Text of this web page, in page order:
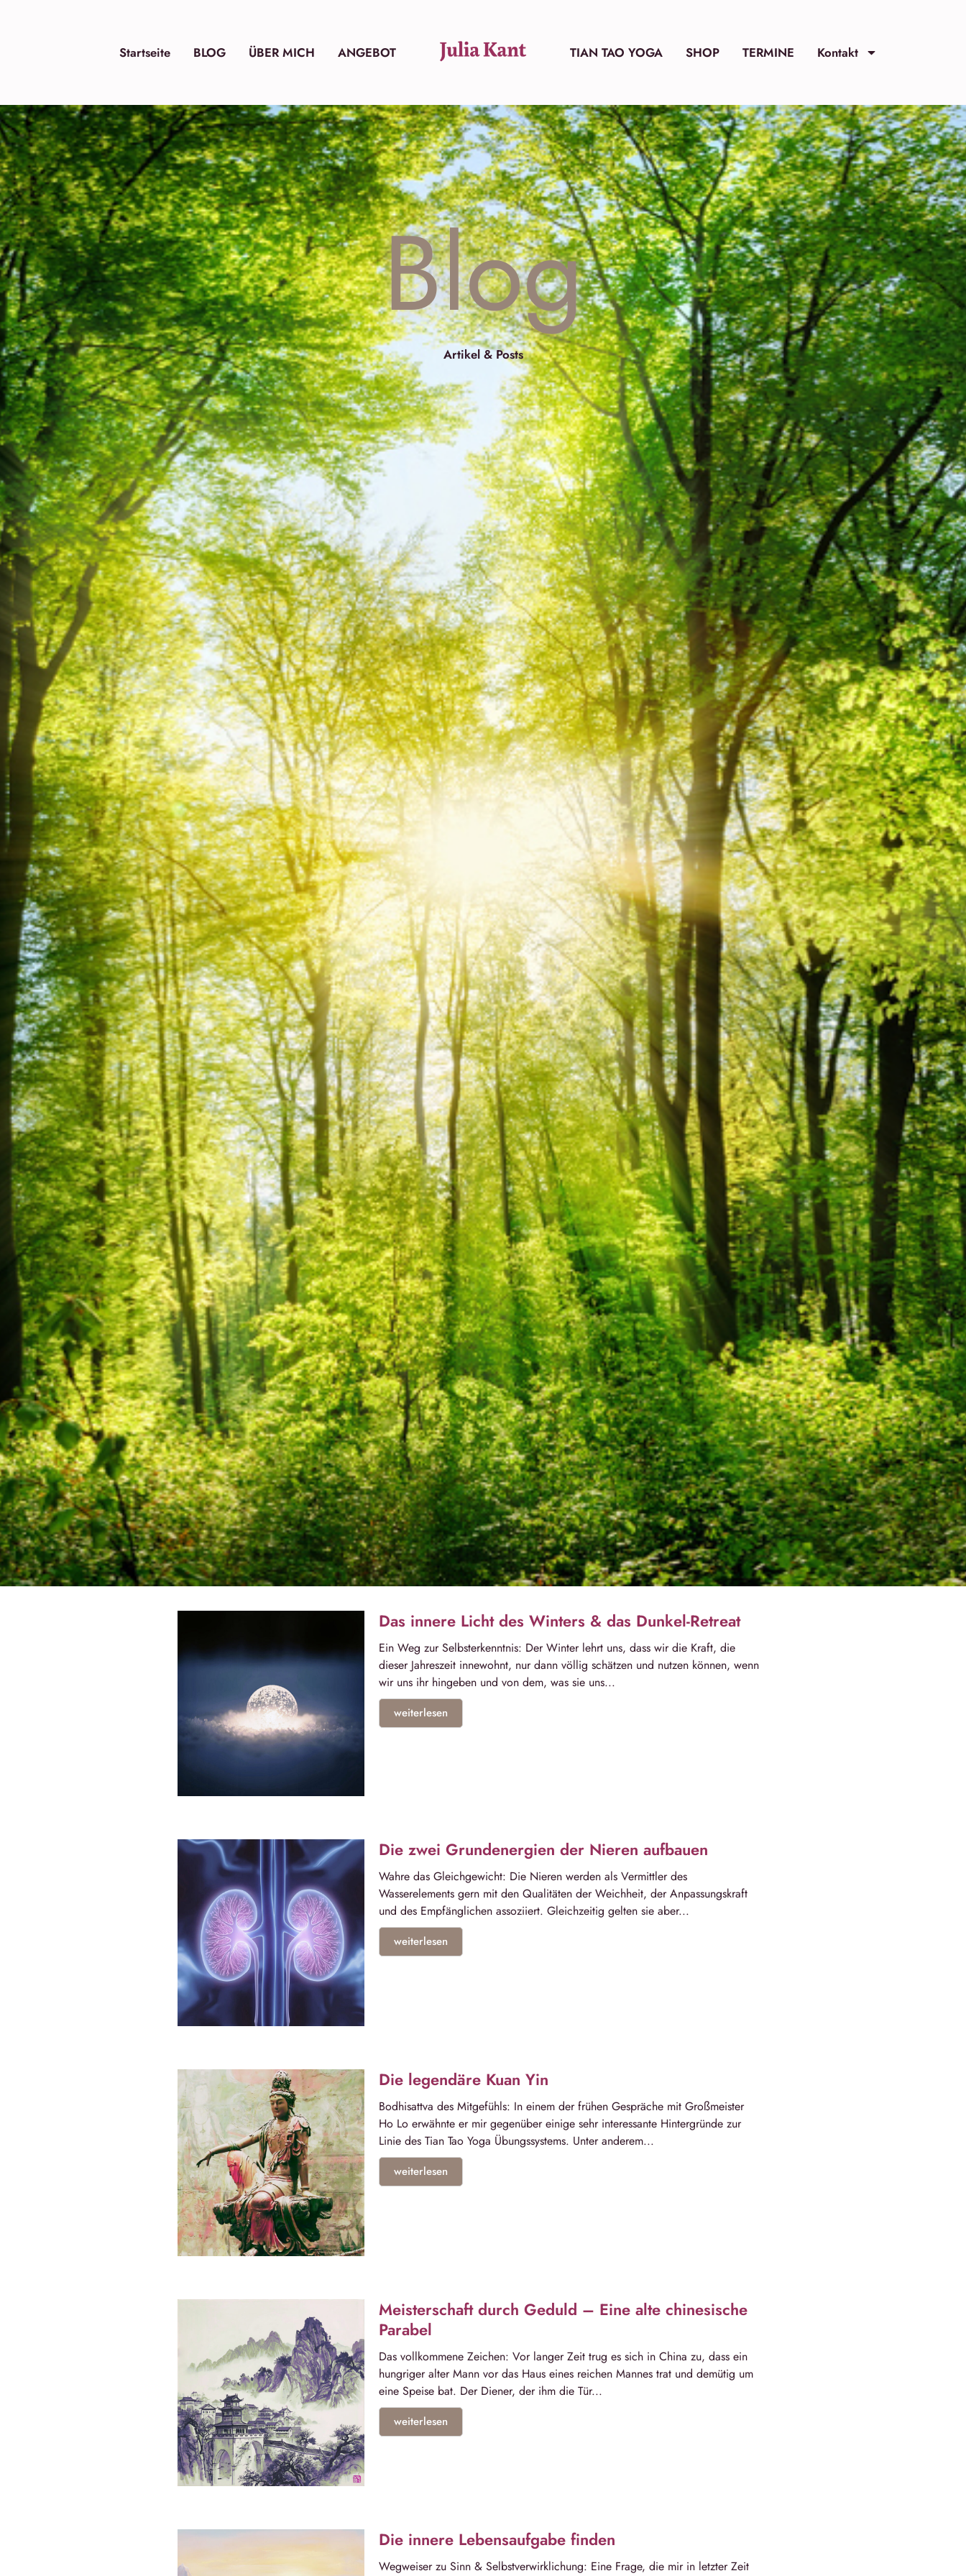
TIAN TAO YOGA SHOP TERMINE Kontakt
Startseite BLOG ÜBER MICH ANGEBOT
Blog
Artikel & Posts
Das innere Licht des Winters & das Dunkel-Retreat
Ein Weg zur Selbsterkenntnis: Der Winter lehrt uns, dass wir die Kraft, die
dieser Jahreszeit innewohnt, nur dann völlig schätzen und nutzen können, wenn
wir uns ihr hingeben und von dem, was sie uns...
weiterlesen
Die zwei Grundenergien der Nieren aufbauen
Wahre das Gleichgewicht: Die Nieren werden als Vermittler des
Wasserelements gern mit den Qualitäten der Weichheit, der Anpassungskraft
und des Empfänglichen assoziiert. Gleichzeitig gelten sie aber...
weiterlesen
Die legendäre Kuan Yin
Bodhisattva des Mitgefühls: In einem der frühen Gespräche mit Großmeister
Ho Lo erwähnte er mir gegenüber einige sehr interessante Hintergründe zur
Linie des Tian Tao Yoga Übungssystems. Unter anderem...
weiterlesen
Meisterschaft durch Geduld – Eine alte chinesische
Parabel
Das vollkommene Zeichen: Vor langer Zeit trug es sich in China zu, dass ein
hungriger alter Mann vor das Haus eines reichen Mannes trat und demütig um
eine Speise bat. Der Diener, der ihm die Tür...
weiterlesen
Die innere Lebensaufgabe finden
Wegweiser zu Sinn & Selbstverwirklichung: Eine Frage, die mir in letzter Zeit